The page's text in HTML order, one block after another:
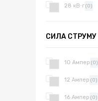
28 кВ⋅г(0)
СИЛА СТРУМУ
10 Ампер (0)
12 Ампер (0)
16 Ампер (0)